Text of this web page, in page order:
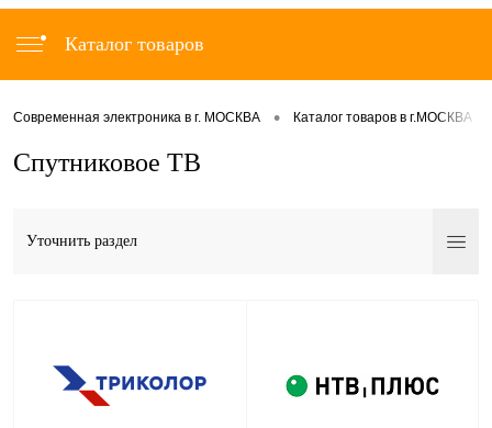
Каталог товаров
Современная электроника в г. МОСКВА • Каталог товаров в г.МОСКВА
Спутниковое ТВ
Уточнить раздел